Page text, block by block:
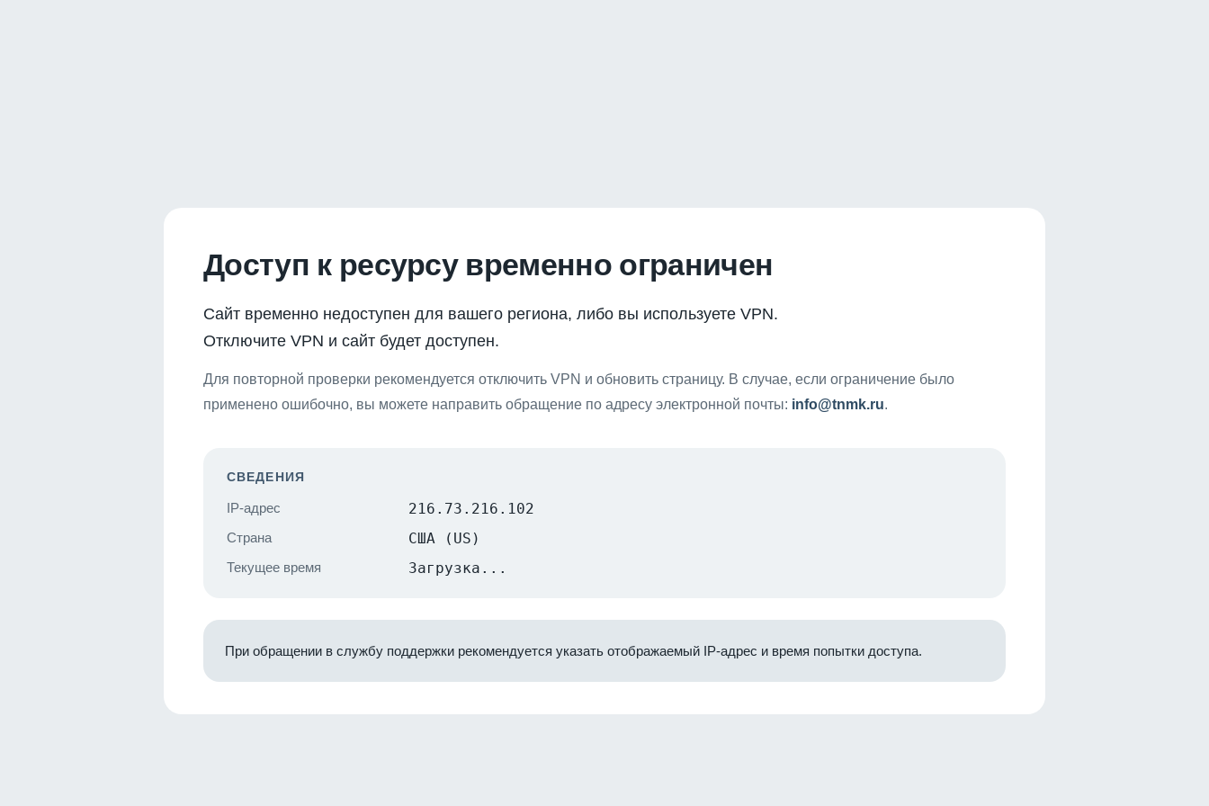
Доступ к ресурсу временно ограничен
Сайт временно недоступен для вашего региона, либо вы используете VPN.
Отключите VPN и сайт будет доступен.
Для повторной проверки рекомендуется отключить VPN и обновить страницу. В случае, если ограничение было
применено ошибочно, вы можете направить обращение по адресу электронной почты: info@tnmk.ru.
СВЕДЕНИЯ
IP-адрес 216.73.216.102
Страна США (US)
Текущее время Загрузка...
При обращении в службу поддержки рекомендуется указать отображаемый IP-адрес и время попытки доступа.